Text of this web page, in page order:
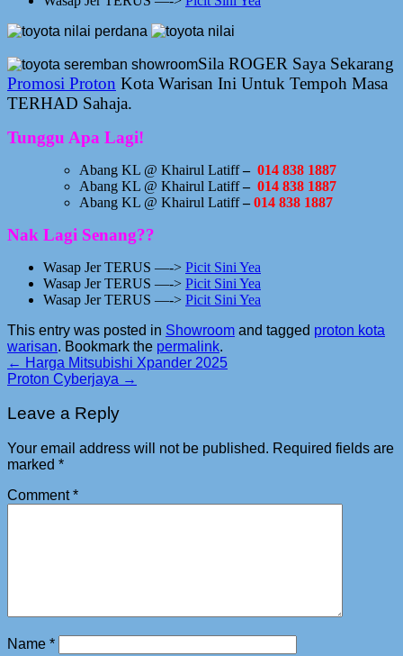
Sila ROGER Saya Sekarang
Promosi Proton Kota Warisan Ini Untuk Tempoh Masa
TERHAD Sahaja.
Tunggu Apa Lagi!
Abang KL @ Khairul Latiff– 014 838 1887
Abang KL @ Khairul Latiff– 014 838 1887
Abang KL @ Khairul Latiff–014 838 1887
Nak Lagi Senang??
Wasap Jer TERUS —-> Picit Sini Yea
Wasap Jer TERUS —-> Picit Sini Yea
Wasap Jer TERUS —-> Picit Sini Yea
This entry was posted in Showroom and tagged proton kota
warisan. Bookmark the permalink.
← Harga Mitsubishi Xpander 2025
Proton Cyberjaya →
Leave a Reply
Your email address will not be published. Required fields are
marked *
Comment*
Name *